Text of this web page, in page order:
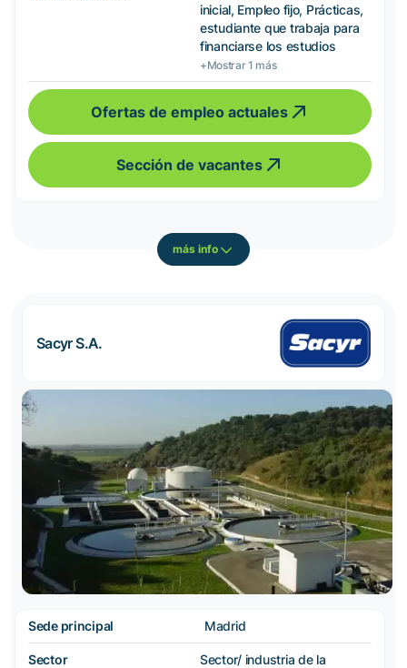
inicial, Empleo fijo, Prácticas,
estudiante que trabaja para
financiarse los estudios
+Mostrar 1 más
Ofertas de empleo actuales
Sección de vacantes
más info
Sacyr S.A.
Sede principal Madrid
Sector
Sector/ industria de la